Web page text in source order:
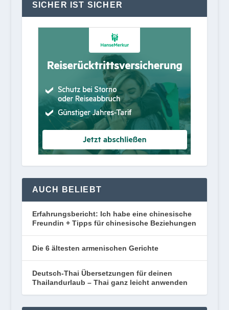
SICHER IST SICHER
AUCH BELIEBT
Erfahrungsbericht: Ich habe eine chinesische
Freundin + Tipps für chinesische Beziehungen
Die 6 ältesten armenischen Gerichte
Deutsch-Thai Übersetzungen für deinen
Thailandurlaub – Thai ganz leicht anwenden